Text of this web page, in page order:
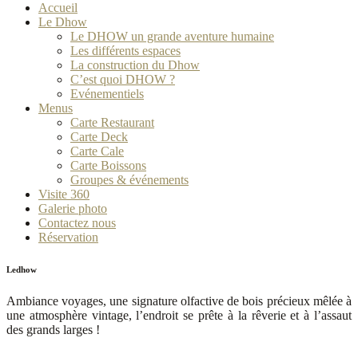
Accueil
Le Dhow
Le DHOW un grande aventure humaine
Les différents espaces
La construction du Dhow
C’est quoi DHOW ?
Evénementiels
Menus
Carte Restaurant
Carte Deck
Carte Cale
Carte Boissons
Groupes & événements
Visite 360
Galerie photo
Contactez nous
Réservation
Ledhow
Ambiance voyages, une signature olfactive de bois précieux mêlée à
une atmosphère vintage, l’endroit se prête à la rêverie et à l’assaut
des grands larges !